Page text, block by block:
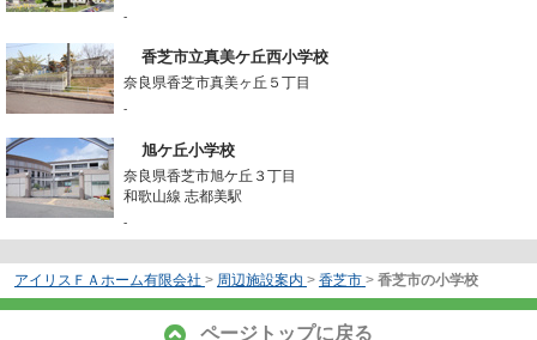
-
香芝市立真美ケ丘西小学校
奈良県香芝市真美ヶ丘５丁目
-
旭ケ丘小学校
奈良県香芝市旭ケ丘３丁目
和歌山線 志都美駅
-
アイリスＦＡホーム有限会社 > 周辺施設案内 > 香芝市 > 香芝市の小学校
ページトップに戻る